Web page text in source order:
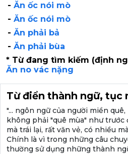
- Ăn ốc nói mò
- Ăn ốc nói mò
- Ăn phải bả
- Ăn phải bùa
* Từ đang tìm kiếm (định
Ăn no vác nặng
Từ điển thành ngữ, tục
"... ngôn ngữ của người miền
không phải "quê mùa" như trước
mà trái lại, rất văn vẻ, có nhiều
Chính là vì trong những câu
thường sử dụng những thành